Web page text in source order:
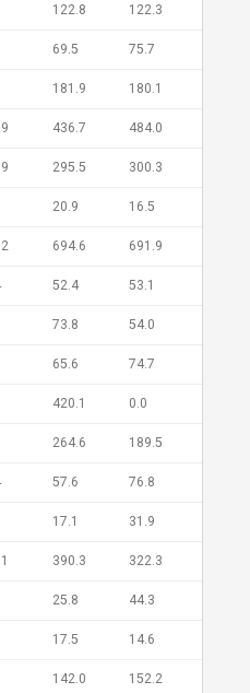
122.8 122.3
69.5 75.7
181.9 180.1
436.7 484.0
295.5 300.3
20.9 16.5
694.6 691.9
52.4 53.1
73.8 54.0
65.6 74.7
420.1 0.0
264.6 189.5
57.6 76.8
17.1 31.9
390.3 322.3
25.8 44.3
17.5 14.6
142.0 152.2